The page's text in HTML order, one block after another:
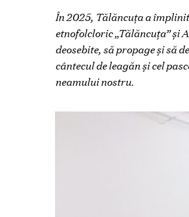
În 2025, Tălăncuța a
etnofolcloric „Tălăncuța” și
deosebite, să propage și să
cântecul de leagăn și cel
neamului nostru.